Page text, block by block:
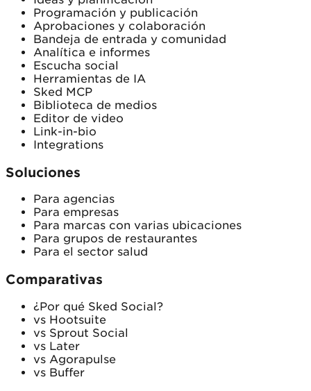
Programación y publicación
Aprobaciones y colaboración
Bandeja de entrada y comunidad
Analítica e informes
Escucha social
Herramientas de IA
Sked MCP
Biblioteca de medios
Editor de video
Link-in-bio
Integrations
Soluciones
Para agencias
Para empresas
Para marcas con varias ubicaciones
Para grupos de restaurantes
Para el sector salud
Comparativas
¿Por qué Sked Social?
vs Hootsuite
vs Sprout Social
vs Later
vs Agorapulse
vs Buffer